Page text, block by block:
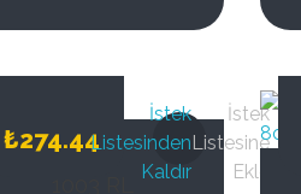
₺274.44
İstek
Listesinden
Kaldır
İstek
Listesine
Ekle